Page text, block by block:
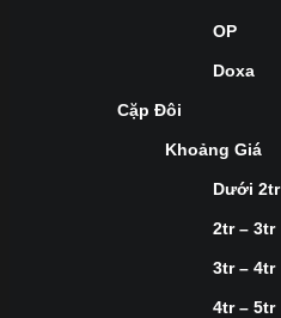
OP
Doxa
Cặp Đôi
Khoảng Giá
Dưới 2tr
2tr – 3tr
3tr – 4tr
4tr – 5tr